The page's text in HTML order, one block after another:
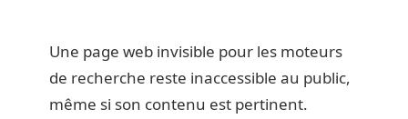
Une page web invisible pour les moteurs
de recherche reste inaccessible au public,
même si son contenu est pertinent.